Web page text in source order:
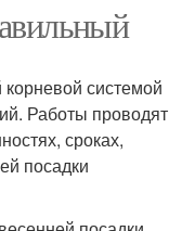
системой
Работы проводят
сроках,
посадки